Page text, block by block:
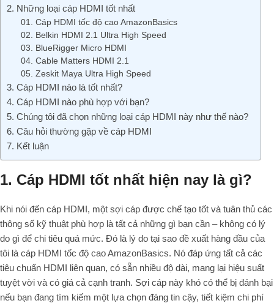
2. Những loại cáp HDMI tốt nhất
01. Cáp HDMI tốc độ cao AmazonBasics
02. Belkin HDMI 2.1 Ultra High Speed
03. BlueRigger Micro HDMI
04. Cable Matters HDMI 2.1
05. Zeskit Maya Ultra High Speed
3. Cáp HDMI nào là tốt nhất?
4. Cáp HDMI nào phù hợp với bạn?
5. Chúng tôi đã chọn những loại cáp HDMI này như thế nào?
6. Câu hỏi thường gặp về cáp HDMI
7. Kết luận
1. Cáp HDMI tốt nhất hiện nay là gì?
Khi nói đến cáp HDMI, một sợi cáp được chế tạo tốt và tuân thủ các
thông số kỹ thuật phù hợp là tất cả những gì bạn cần – không có lý
do gì để chi tiêu quá mức. Đó là lý do tại sao đề xuất hàng đầu của
tôi là cáp HDMI tốc độ cao AmazonBasics. Nó đáp ứng tất cả các
tiêu chuẩn HDMI liên quan, có sẵn nhiều độ dài, mang lại hiệu suất
tuyệt vời và có giá cả cạnh tranh. Sợi cáp này khó có thể bị đánh bại
nếu bạn đang tìm kiếm một lựa chọn đáng tin cậy, tiết kiệm chi phí